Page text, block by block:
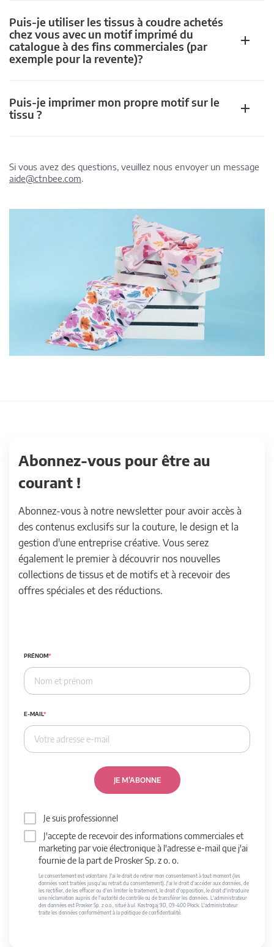
Puis-je utiliser les tissus à coudre achetés
chez vous avec un motif imprimé du
catalogue à des fins commerciales (par
exemple pour la revente)?
Puis-je imprimer mon propre motif sur le
tissu ?
Si vous avez des questions, veuillez nous envoyer un message
aide@ctnbee.com.
Abonnez-vous pour être au
courant !
Abonnez-vous à notre newsletter pour avoir accès à
des contenus exclusifs sur la couture, le design et la
gestion d'une entreprise créative. Vous serez
également le premier à découvrir nos nouvelles
collections de tissus et de motifs et à recevoir des
offres spéciales et des réductions.
PRÉNOM
E-MAIL
JE M’ABONNE
Je suis professionnel
J'accepte de recevoir des informations commerciales et
marketing par voie électronique à l'adresse e-mail que j'ai
fournie de la part de Prosker Sp. z o. o.
Le consentement est volontaire. J'ai le droit de retirer mon consentement à tout moment (les
données sont traitées jusqu'au retrait du consentement). J'ai le droit d'accéder aux données, de
les rectifier, de les effacer ou d'en limiter le traitement, le droit d'opposition, le droit d'introduire
une réclamation auprès de l'autorité de contrôle ou de transférer les données. L'administrateur
des données est Prosker Sp. z o.o., situé à ul. Kostrogaj 9D, 09-400 Płock. L'administrateur
traite les données conformément à la politique de confidentialité.